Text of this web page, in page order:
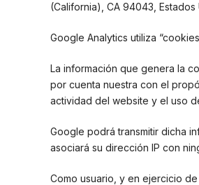
(California), CA 94043, Estados
Google Analytics utiliza
La información que genera la
por cuenta nuestra con el
actividad del website y el uso
Google podrá transmitir dicha
asociará su dirección IP con
Como usuario, y en ejercicio